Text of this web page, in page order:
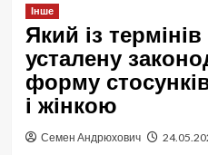
Інше
Який із
усталену
форму
і жінкою
Семен Андрюхович